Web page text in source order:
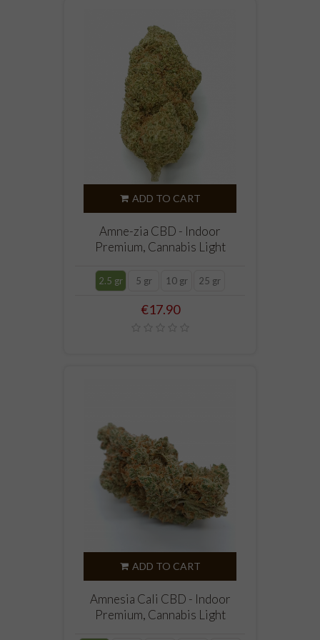
ADD TO CART
Amne-zia CBD - Indoor
Premium, Cannabis Light
2.5 gr 5 gr 10 gr 25 gr
Price
€17.90
ADD TO CART
Amnesia Cali CBD - Indoor
Premium, Cannabis Light